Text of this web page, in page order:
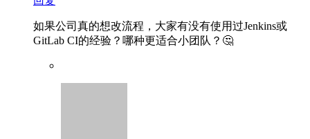
如果公司真的想改流程，大家有没有使用过Jenkins或
GitLab CI的经验？哪种更适合小团队？🤔